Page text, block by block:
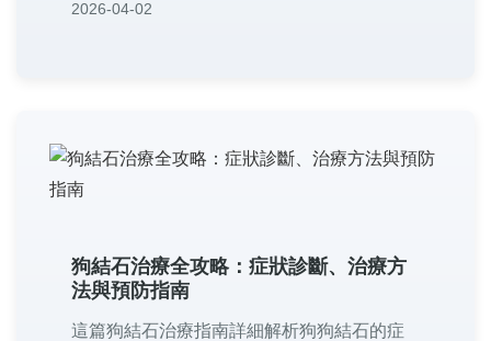
屬設計，實用性強，幫助您從根本了解如何
2026-04-02
狗結石治療全攻略：症狀診斷、治療方
法與預防指南
這篇狗結石治療指南詳細解析狗狗結石的症